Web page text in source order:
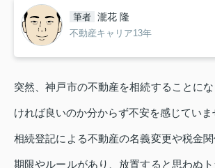
筆者 瀧花 隆
不動産キャリア13年
突然、神戸市の不動産を相続することに
ければ良いのか分からず不安を感じていま
相続登記による不動産の名義変更や税金関
期限やルールがあり、放置すると思わぬ